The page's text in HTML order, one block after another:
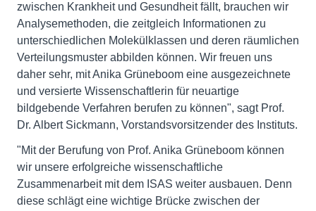
zwischen Krankheit und Gesundheit fällt, brauchen wir
Analysemethoden, die zeitgleich Informationen zu
unterschiedlichen Molekülklassen und deren räumlichen
Verteilungsmuster abbilden können. Wir freuen uns
daher sehr, mit Anika Grüneboom eine ausgezeichnete
und versierte Wissenschaftlerin für neuartige
bildgebende Verfahren berufen zu können", sagt Prof.
Dr. Albert Sickmann, Vorstandsvorsitzender des Instituts.
"Mit der Berufung von Prof. Anika Grüneboom können
wir unsere erfolgreiche wissenschaftliche
Zusammenarbeit mit dem ISAS weiter ausbauen. Denn
diese schlägt eine wichtige Brücke zwischen der